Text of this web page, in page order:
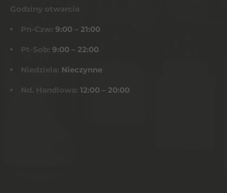
Godziny otwarcia
Pn-Czw: 9:00 – 21:00
Pt-Sob: 9:00 – 22:00
Niedziela: Nieczynne
Nd. Handlowa: 12:00 – 20:00